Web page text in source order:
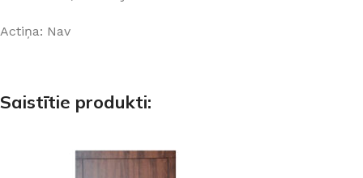
Actiņa: Nav
Saistītie produkti: